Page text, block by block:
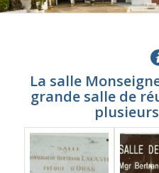
La salle
grande salle de